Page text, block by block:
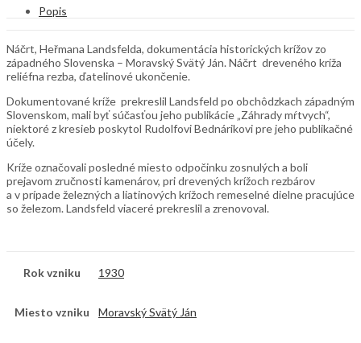
Popis
Náčrt, Heřmana Landsfelda, dokumentácia historických krížov zo
západného Slovenska – Moravský Svätý Ján. Náčrt dreveného kríža
reliéfna rezba, ďatelinové ukončenie.
Dokumentované kríže prekreslil Landsfeld po obchôdzkach západným
Slovenskom, mali byť súčasťou jeho publikácie „Záhrady mŕtvych“,
niektoré z kresieb poskytol Rudolfovi Bednárikovi pre jeho publikačné
účely.
Kríže označovali posledné miesto odpočinku zosnulých a boli
prejavom zručnosti kamenárov, pri drevených krížoch rezbárov
a v prípade železných a liatinových krížoch remeselné dielne pracujúce
so železom. Landsfeld viaceré prekreslil a zrenovoval.
Rok vzniku 1930
Miesto vzniku Moravský Svätý Ján